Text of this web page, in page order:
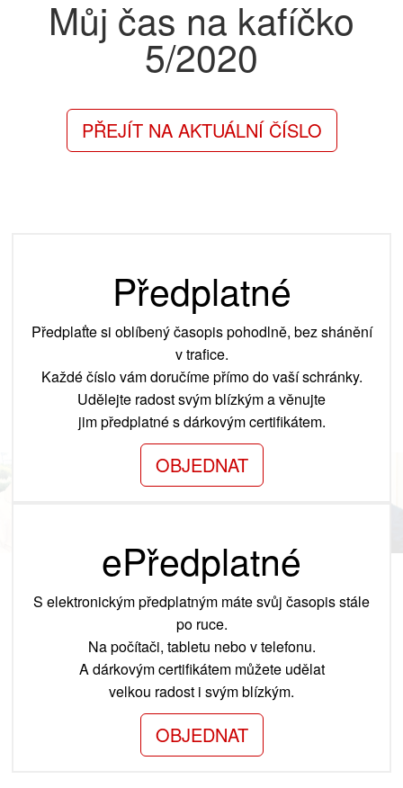
Můj čas na kafíčko
5/2020
PŘEJÍT NA AKTUÁLNÍ ČÍSLO
Předplatné
Předplaťte si oblíbený časopis pohodlně, bez shánění
v trafice.
Každé číslo vám doručíme přímo do vaší schránky.
Udělejte radost svým blízkým a věnujte
jim předplatné s dárkovým certifikátem.
OBJEDNAT
ePředplatné
S elektronickým předplatným máte svůj časopis stále
po ruce.
Na počítači, tabletu nebo v telefonu.
A dárkovým certifikátem můžete udělat
velkou radost i svým blízkým.
OBJEDNAT